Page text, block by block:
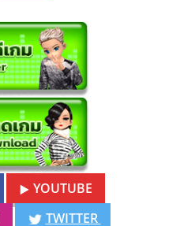
YOUTUBE
TWITTER